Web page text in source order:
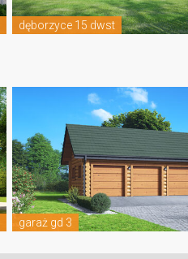
dęborzyce 15 dwst
garaż gd 3